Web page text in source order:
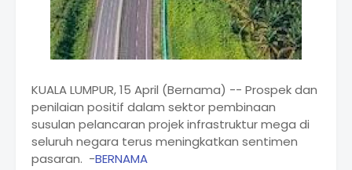
KUALA LUMPUR, 15 April (Bernama) -- Prospek dan
penilaian positif dalam sektor pembinaan
susulan pelancaran projek infrastruktur mega di
seluruh negara terus meningkatkan sentimen
pasaran. -BERNAMA